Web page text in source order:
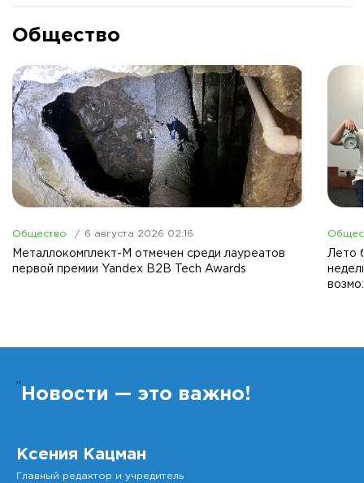
Общество
Общество 6 августа 2026 02:16
Металлокомплект-М отмечен среди лауреатов
первой премии Yandex B2B Tech Awards
Лето
” Новости — это важно!
Ксения Кацман
Главный редактор и учредитель